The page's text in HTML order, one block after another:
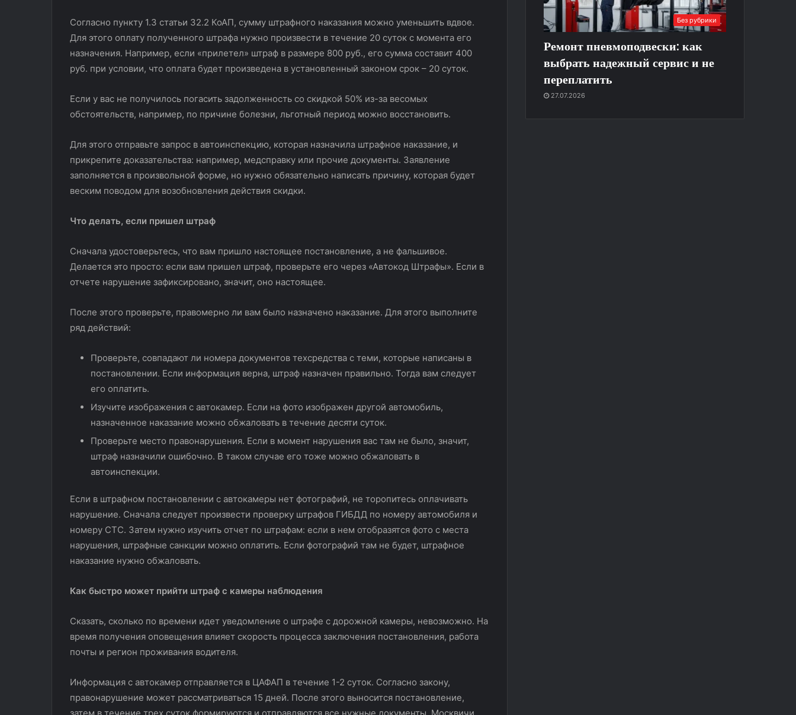
Согласно пункту 1.3 статьи 32.2 КоАП, сумму штрафного наказания можно уменьшить вдвое.
Для этого оплату полученного штрафа нужно произвести в течение 20 суток с момента его
назначения. Например, если «прилетел» штраф в размере 800 руб., его сумма составит 400
руб. при условии, что оплата будет произведена в установленный законом срок – 20 суток.
Если у вас не получилось погасить задолженность со скидкой 50% из-за весомых
обстоятельств, например, по причине болезни, льготный период можно восстановить.
Для этого отправьте запрос в автоинспекцию, которая назначила штрафное наказание, и
прикрепите доказательства: например, медсправку или прочие документы. Заявление
заполняется в произвольной форме, но нужно обязательно написать причину, которая будет
веским поводом для возобновления действия скидки.
Что делать, если пришел штраф
Сначала удостоверьтесь, что вам пришло настоящее постановление, а не фальшивое.
Делается это просто: если вам пришел штраф, проверьте его через «Автокод Штрафы». Если в
отчете нарушение зафиксировано, значит, оно настоящее.
После этого проверьте, правомерно ли вам было назначено наказание. Для этого выполните
ряд действий:
Проверьте, совпадают ли номера документов техсредства с теми, которые написаны в
постановлении. Если информация верна, штраф назначен правильно. Тогда вам следует
его оплатить.
Изучите изображения с автокамер. Если на фото изображен другой автомобиль,
назначенное наказание можно обжаловать в течение десяти суток.
Проверьте место правонарушения. Если в момент нарушения вас там не было, значит,
штраф назначили ошибочно. В таком случае его тоже можно обжаловать в
автоинспекции.
Если в штрафном постановлении с автокамеры нет фотографий, не торопитесь оплачивать
нарушение. Сначала следует произвести проверку штрафов ГИБДД по номеру автомобиля и
номеру СТС. Затем нужно изучить отчет по штрафам: если в нем отобразятся фото с места
нарушения, штрафные санкции можно оплатить. Если фотографий там не будет, штрафное
наказание нужно обжаловать.
Как быстро может прийти штраф с камеры наблюдения
Сказать, сколько по времени идет уведомление о штрафе с дорожной камеры, невозможно. На
время получения оповещения влияет скорость процесса заключения постановления, работа
почты и регион проживания водителя.
Информация с автокамер отправляется в ЦАФАП в течение 1-2 суток. Согласно закону,
правонарушение может рассматриваться 15 дней. После этого выносится постановление,
Без рубрики
Ремонт пневмоподвески: как
выбрать надежный сервис и не
переплатить
27.07.2026